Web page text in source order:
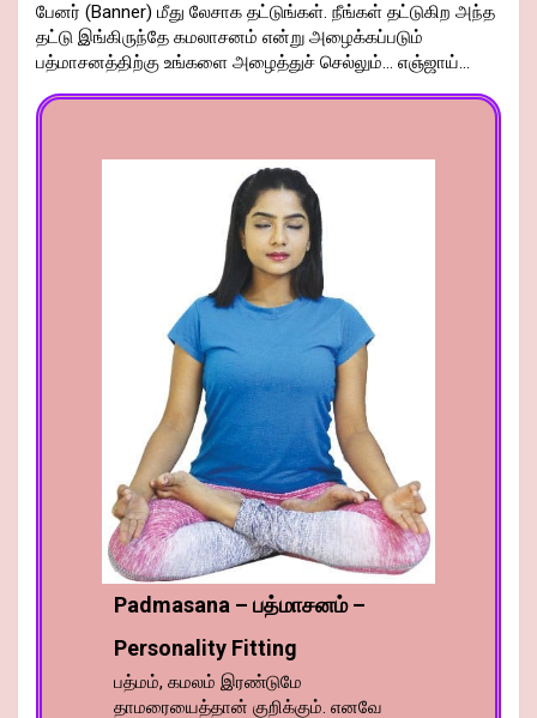
பேனர் (Banner) மீது லேசாக தட்டுங்கள். நீங்கள் தட்டுகிற அந்த
தட்டு இங்கிருந்தே கமலாசனம் என்று அழைக்கப்படும்
பத்மாசனத்திற்கு உங்களை அழைத்துச் செல்லும்… எஞ்ஜாய்…
Padmasana – பத்மாசனம் –
Personality Fitting
பத்மம், கமலம் இரண்டுமே
தாமரையைத்தான் குறிக்கும். எனவே